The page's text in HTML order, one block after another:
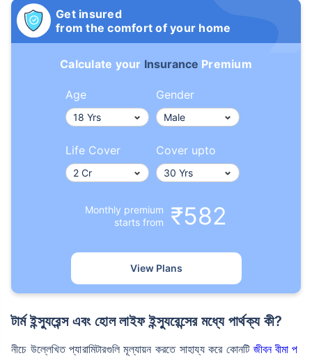
Get insured
from the comfort of your home
Calculate your Insurance Premium
Age Gender
Life Cover Cover upto
Monthly premium
starts from
₹582
View Plans
টার্ম ইন্স্যুরেন্স এবং হোল লাইফ ইন্স্যুরেন্সের মধ্যে পার্থক্য কী?
নীচে উল্লেখিত প্যারামিটারগুলি মূল্যায়ন করতে সাহায্য করে কোনটি জীবন বীমা প